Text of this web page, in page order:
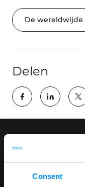
Consent
De wereldwijde
Delen
Wellspect
Bij Wellspect